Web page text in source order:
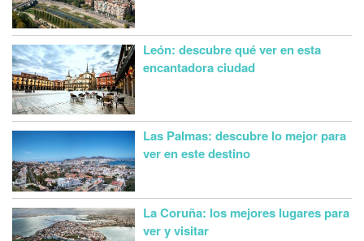
León: descubre qué ver en esta
encantadora ciudad
Las Palmas: descubre lo mejor para
ver en este destino
La Coruña: los mejores lugares para
ver y visitar